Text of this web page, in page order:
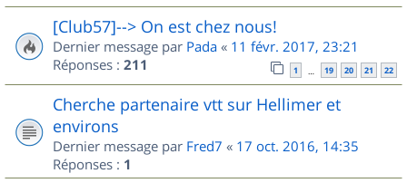
[Club57]--> On est chez nous!
Dernier message par Pada « 11 févr. 2017, 23:21
Réponses : 211 1 … 19 20 21 22
Cherche partenaire vtt sur Hellimer et
environs
Dernier message par Fred7 « 17 oct. 2016, 14:35
Réponses : 1